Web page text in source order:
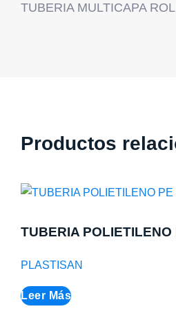
TUBERIA MULTICAPA
Productos
TUBERIA POLIETILENO
PLASTISAN
Leer Más